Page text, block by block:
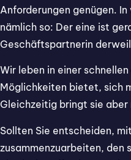
Anforderungen genügen.
nämlich so: Der eine ist
Geschäftspartnerin
Wir leben in einer
Möglichkeiten bietet, sich
Gleichzeitig bringt sie
Sollten Sie entscheiden,
zusammenzuarbeiten, den